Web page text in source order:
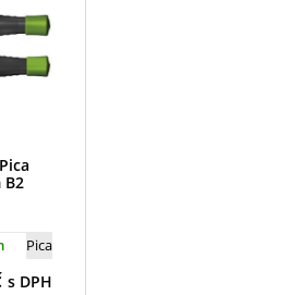
B2
Pica
s DPH